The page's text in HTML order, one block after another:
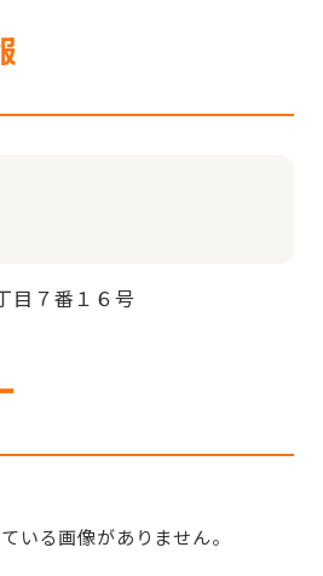
目７番１６号
いる画像がありません。